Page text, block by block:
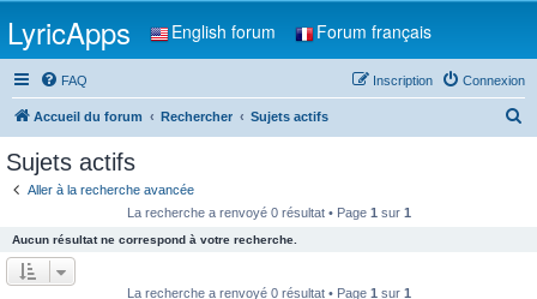
LyricApps English forum Forum français
FAQ Connexion
Inscription
Accueil du forum Rechercher Sujets actifs
Sujets actifs
Aller à la recherche avancée
La recherche a renvoyé 0 résultat • Page 1 sur 1
Aucun résultat ne correspond à votre recherche.
La recherche a renvoyé 0 résultat • Page 1 sur 1